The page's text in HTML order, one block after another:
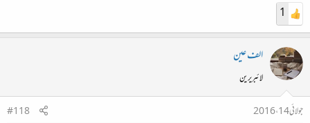
1
الف عین
لائبریرین
جولائی 14، 2016
#118